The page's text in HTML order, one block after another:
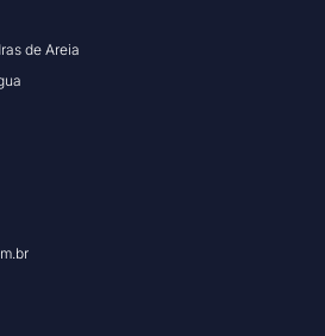
de Areia